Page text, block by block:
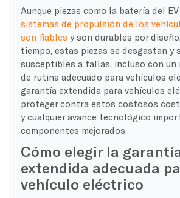
Aunque piezas como la batería del
sistemas de propulsión de los
son fiables y son durables por
tiempo, estas piezas se desgastan y
susceptibles a fallas, incluso con un
de rutina adecuado para vehículos
garantía extendida para vehículos
proteger contra estos costosos
y cualquier avance tecnológico
componentes mejorados.
Cómo elegir la
extendida adecuada
vehículo eléctrico